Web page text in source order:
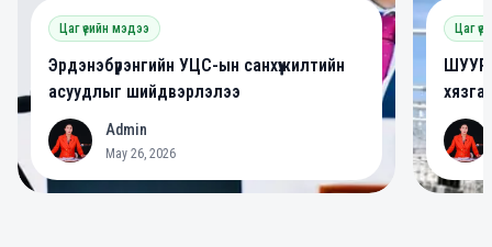
Цаг үеийн мэдээ
Эрдэнэбүрэнгийн УЦС-ын санхүүжилтийн
асуудлыг шийдвэрлэлээ
A Admin
May 26, 2026
Цаг
A